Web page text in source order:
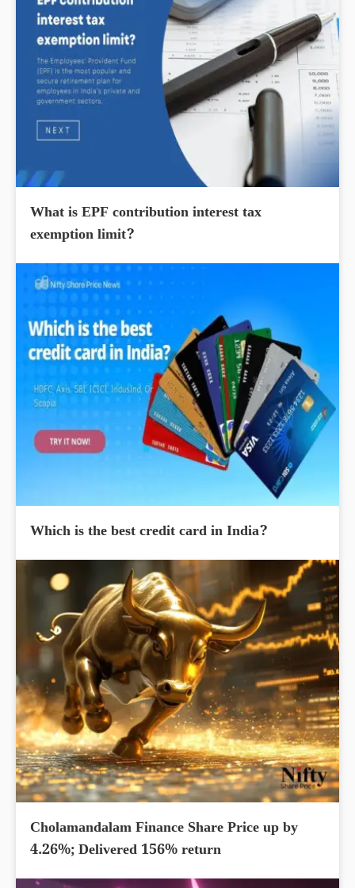
What is EPF contribution interest tax
exemption limit?
Which is the best credit card in India?
Cholamandalam Finance Share Price up by
4.26%; Delivered 156% return